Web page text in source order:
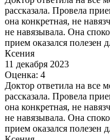
рассказала. Провела
она конкретная, не
не навязывала. Она
прием оказался полезен
Ксения
11 декабря 2023
Оценка: 4
Доктор ответила на все
рассказала. Провела
она конкретная, не
не навязывала. Она
прием оказался полезен